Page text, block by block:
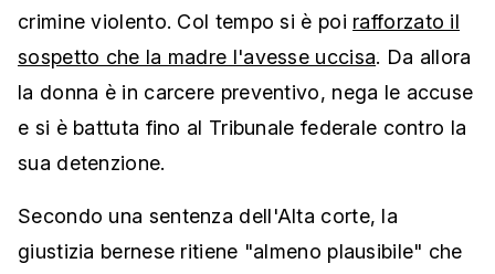
crimine violento. Col tempo si è poi rafforzato il
sospetto che la madre l'avesse uccisa. Da allora
la donna è in carcere preventivo, nega le accuse
e si è battuta fino al Tribunale federale contro la
sua detenzione.
Secondo una sentenza dell'Alta corte, la
giustizia bernese ritiene "almeno plausibile" che